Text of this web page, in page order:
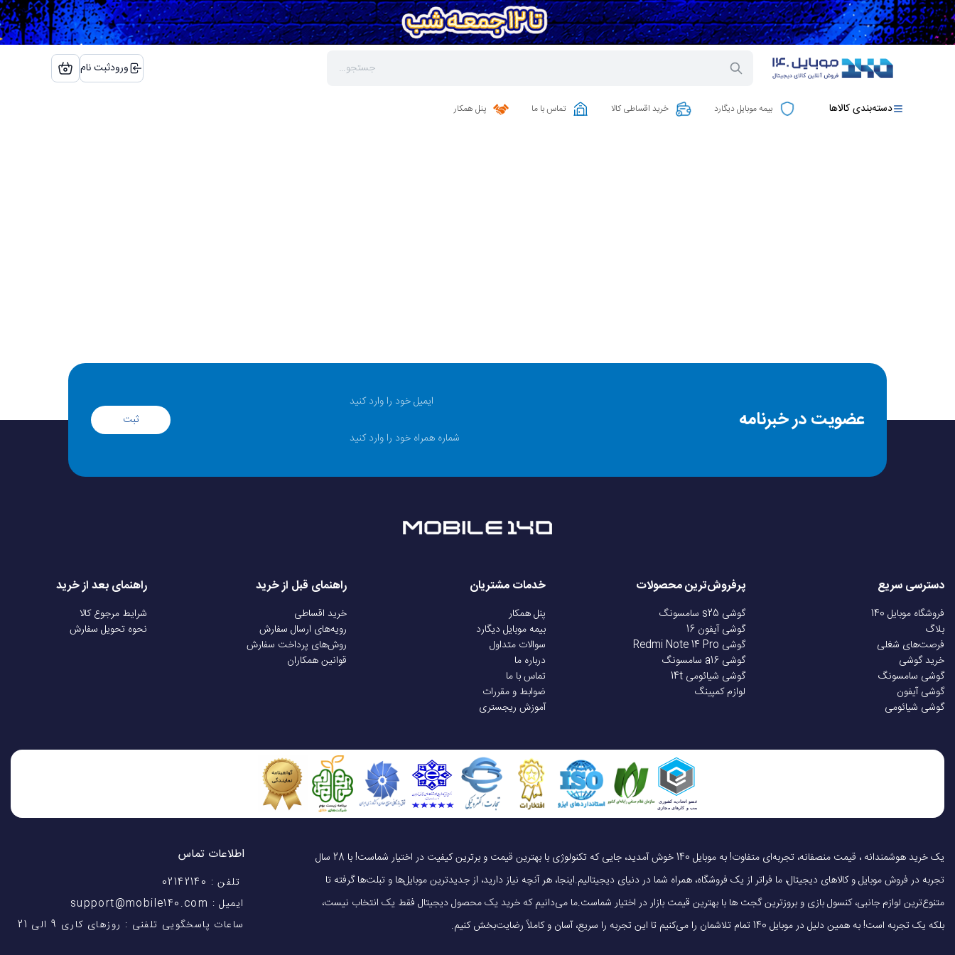
ورودثبت نام
دسته‌بندی کالاها بیمه موبایل دیگارد خرید اقساطی کالا تماس با ما پنل همکار
عضویت در خبرنامه ثبت
دسترسی سریع
فروشگاه موبایل 140
بلاگ
فرصت‌های شغلی
خرید گوشی
گوشی سامسونگ
گوشی آیفون
گوشی شیائومی
پرفروش‌ترین محصولات
گوشی s25 سامسونگ
گوشی آیفون 16
گوشی Redmi Note 14 Pro
گوشی a16 سامسونگ
گوشی شیائومی 14t
لوازم کمپینگ
خدمات مشتریان
پنل همکار
بیمه موبایل دیگارد
سوالات متداول
درباره ما
تماس با ما
ضوابط و مقررات
آموزش ریجستری
راهنمای قبل از خرید
خرید اقساطی
رویه‌های ارسال سفارش
روش‌های پرداخت سفارش
قوانین همکاران
راهنمای بعد از خرید
شرایط مرجوع کالا
نحوه تحویل سفارش
یک خرید هوشمندانه ، قیمت منصفانه، تجربه‌ای متفاوت! به موبایل 140 خوش آمدید، جایی که تکنولوژی با بهترین قیمت و برترین کیفیت در اختیار شماست! با 28 سال
تجربه در فروش موبایل و کالاهای دیجیتال، ما فراتر از یک فروشگاه، همراه شما در دنیای دیجیتالیم.اینجا، هر آنچه نیاز دارید، از جدیدترین موبایل‌ها و تبلت‌ها گرفته تا
متنوع‌ترین لوازم جانبی، کنسول بازی و بروزترین گجت ها با بهترین قیمت بازار در اختیار شماست.ما می‌دانیم که خرید یک محصول دیجیتال فقط یک انتخاب نیست،
بلکه یک تجربه است! به همین دلیل در موبایل 140 تمام تلاشمان را می‌کنیم تا این تجربه را سریع، آسان و کاملاً رضایت‌بخش کنیم.
اطلاعات تماس
تلفن : 02142140
ایمیل : support@mobile140.com
ساعات پاسخگویی تلفنی : روزهای کاری 9 الی 21